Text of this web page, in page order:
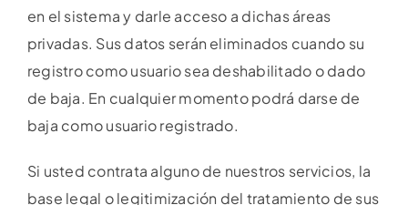
en el sistema y darle acceso a dichas áreas
privadas. Sus datos serán eliminados cuando su
registro como usuario sea deshabilitado o dado
de baja. En cualquier momento podrá darse de
baja como usuario registrado.
Si usted contrata alguno de nuestros servicios, la
base legal o legitimización del tratamiento de sus